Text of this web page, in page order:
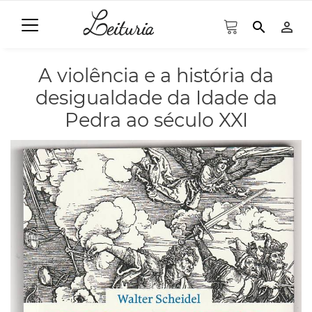
search person_outline
A violência e a história da
desigualdade da Idade da
Pedra ao século XXI